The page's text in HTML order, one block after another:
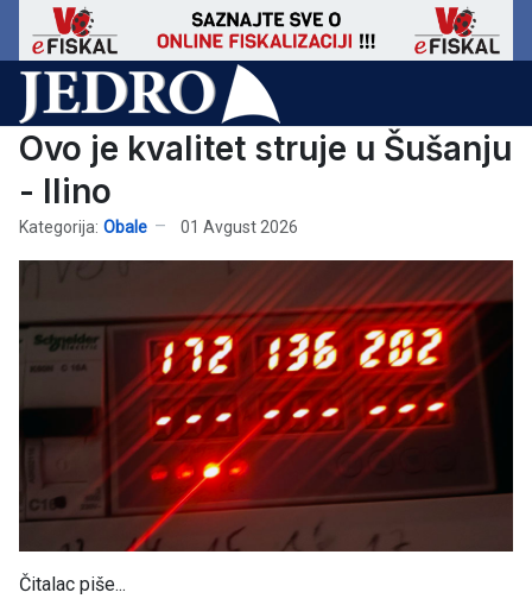
Ovo je kvalitet struje u Šušanju
- Ilino
Kategorija: Obale 01 Avgust 2026
Čitalac piše...